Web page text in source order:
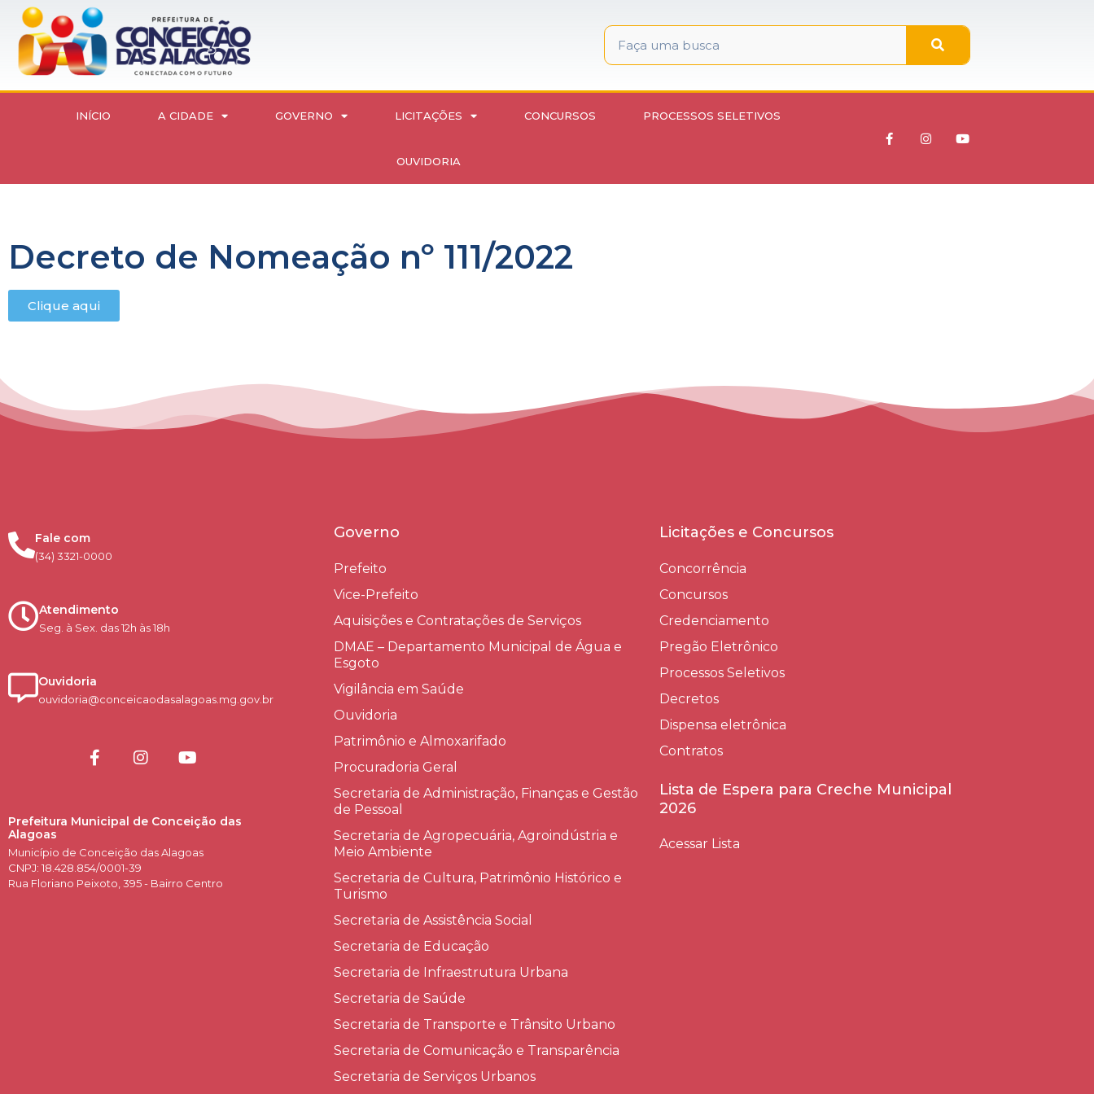
INÍCIO A CIDADE GOVERNO LICITAÇÕES CONCURSOS PROCESSOS SELETIVOS
OUVIDORIA
Decreto de Nomeação nº 111/2022
Clique aqui
Fale com
(34) 3321-0000
Atendimento
Seg. à Sex. das 12h às 18h
Ouvidoria
ouvidoria@conceicaodasalagoas.mg.gov.br
Prefeitura Municipal de Conceição das
Alagoas
Município de Conceição das Alagoas
CNPJ: 18.428.854/0001-39
Rua Floriano Peixoto, 395 - Bairro Centro
Governo
Prefeito
Vice-Prefeito
Aquisições e Contratações de Serviços​
DMAE – Departamento Municipal de Água e
Esgoto
Vigilância em Saúde
Ouvidoria
Patrimônio e Almoxarifado
Procuradoria Geral
Secretaria de Administração, Finanças e Gestão
de Pessoal
Secretaria de Agropecuária, Agroindústria e
Meio Ambiente
Secretaria de Cultura, Patrimônio Histórico e
Turismo
Secretaria de Assistência Social
Secretaria de Educação
Secretaria de Infraestrutura Urbana
Secretaria de Saúde
Secretaria de Transporte e Trânsito Urbano
Secretaria de Comunicação e Transparência
Secretaria de Serviços Urbanos
Licitações e Concursos
Concorrência
Concursos
Credenciamento
Pregão Eletrônico
Processos Seletivos
Decretos
Dispensa eletrônica
Contratos
Lista de Espera para Creche Municipal
2026
Acessar Lista